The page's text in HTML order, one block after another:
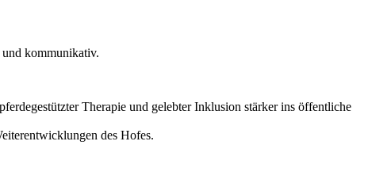
kommunikativ.
Therapie und gelebter Inklusion stärker ins öffentliche
des Hofes.